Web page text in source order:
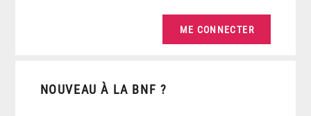
NOUVEAU À LA BNF ?